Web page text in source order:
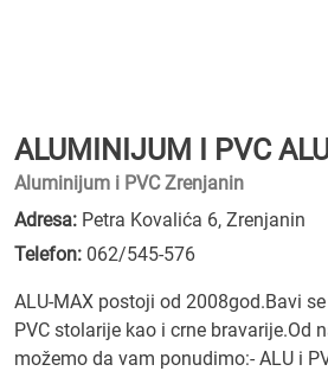
ALUMINIJUM I PVC
Aluminijum i PVC Zrenjanin
Adresa: Petra Kovalića 6, Zrenjanin
Telefon: 062/545-576
ALU-MAX postoji od 2008god.Bavi
PVC stolarije kao i crne bravarije.Od
možemo da vam ponudimo:- ALU i